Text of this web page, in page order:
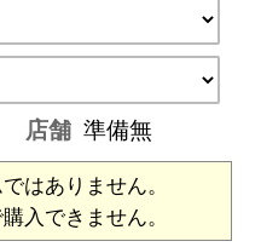
店舗 準備無
はありません。
入できません。